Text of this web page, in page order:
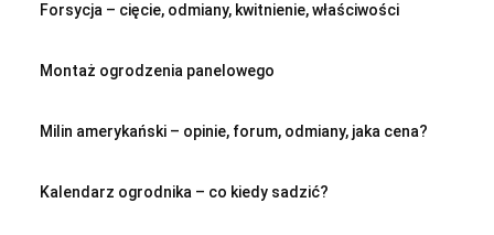
Forsycja – cięcie, odmiany, kwitnienie, właściwości
Montaż ogrodzenia panelowego
Milin amerykański – opinie, forum, odmiany, jaka cena?
Kalendarz ogrodnika – co kiedy sadzić?